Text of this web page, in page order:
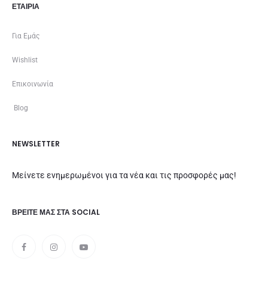
ΕΤΑΙΡΊΑ
Για Εμάς
Wishlist
Επικοινωνία
Blog
NEWSLETTER
Μείνετε ενημερωμένοι για τα νέα και τις προσφορές μας!
ΒΡΕΊΤΕ ΜΑΣ ΣΤΑ SOCIAL